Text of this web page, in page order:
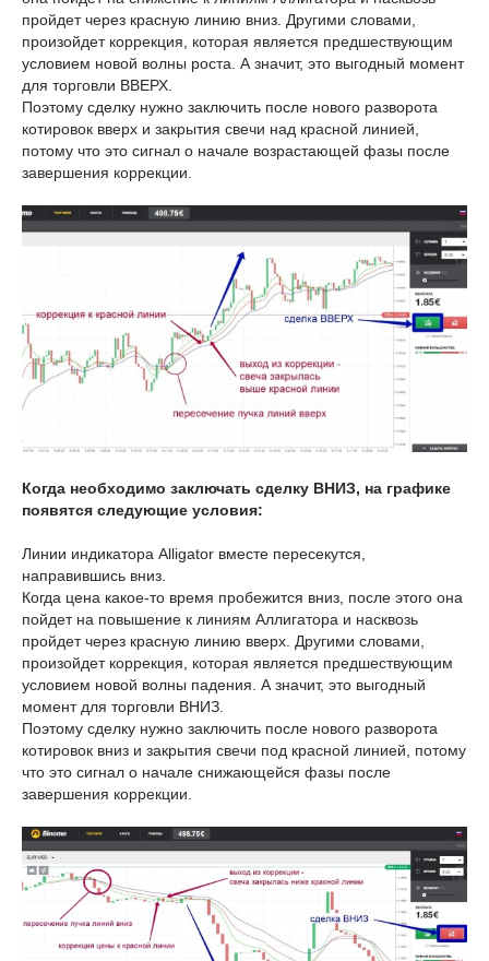
пройдет через красную линию вниз. Другими словами,
произойдет коррекция, которая является предшествующим
условием новой волны роста. А значит, это выгодный момент
для торговли ВВЕРХ.
Поэтому сделку нужно заключить после нового разворота
котировок вверх и закрытия свечи над красной линией,
потому что это сигнал о начале возрастающей фазы после
завершения коррекции.
Когда необходимо заключать сделку ВНИЗ, на графике
появятся следующие условия:
Линии индикатора Alligator вместе пересекутся,
направившись вниз.
Когда цена какое-то время пробежится вниз, после этого она
пойдет на повышение к линиям Аллигатора и насквозь
пройдет через красную линию вверх. Другими словами,
произойдет коррекция, которая является предшествующим
условием новой волны падения. А значит, это выгодный
момент для торговли ВНИЗ.
Поэтому сделку нужно заключить после нового разворота
котировок вниз и закрытия свечи под красной линией, потому
что это сигнал о начале снижающейся фазы после
завершения коррекции.